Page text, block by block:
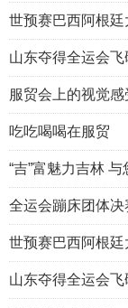
世预赛巴西阿根
山东夺得全运会
服贸会上的视觉感
吃吃喝喝在服贸
“吉”富魅力吉林
全运会蹦床团体
世预赛巴西阿根
山东夺得全运会